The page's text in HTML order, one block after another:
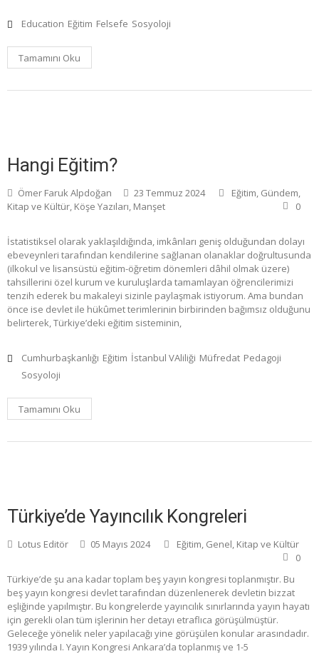
Education Eğitim Felsefe Sosyoloji
Tamamını Oku
Hangi Eğitim?
Ömer Faruk Alpdoğan 23 Temmuz 2024 Eğitim, Gündem,
Kitap ve Kültür, Köşe Yazıları, Manşet 0
İstatistiksel olarak yaklaşıldığında, imkânları geniş olduğundan dolayı
ebeveynleri tarafından kendilerine sağlanan olanaklar doğrultusunda
(ilkokul ve lisansüstü eğitim-öğretim dönemleri dâhil olmak üzere)
tahsillerini özel kurum ve kuruluşlarda tamamlayan öğrencilerimizi
tenzih ederek bu makaleyi sizinle paylaşmak istiyorum. Ama bundan
önce ise devlet ile hükûmet terimlerinin birbirinden bağımsız olduğunu
belirterek, Türkiye’deki eğitim sisteminin,
Cumhurbaşkanlığı Eğitim İstanbul VAliliği Müfredat Pedagoji
Sosyoloji
Tamamını Oku
Türkiye’de Yayıncılık Kongreleri
Lotus Editör 05 Mayıs 2024 Eğitim, Genel, Kitap ve Kültür
0
Türkiye’de şu ana kadar toplam beş yayın kongresi toplanmıştır. Bu
beş yayın kongresi devlet tarafından düzenlenerek devletin bizzat
eşliğinde yapılmıştır. Bu kongrelerde yayıncılık sınırlarında yayın hayatı
için gerekli olan tüm işlerinin her detayı etraflıca görüşülmüştür.
Geleceğe yönelik neler yapılacağı yine görüşülen konular arasındadır.
1939 yılında I. Yayın Kongresi Ankara’da toplanmış ve 1-5